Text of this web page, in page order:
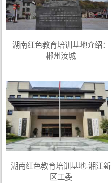
湖南红色教育培训基地介绍：
郴州汝城
湖南红色教育培训基地-湘江新
区工委